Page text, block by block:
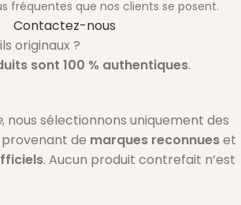
fréquentes que nos clients se posent.
Contactez-nous
originaux ?
sont 100 % authentiques.
, nous sélectionnons uniquement des
provenant de marques reconnueset
. Aucun produit contrefait n’est